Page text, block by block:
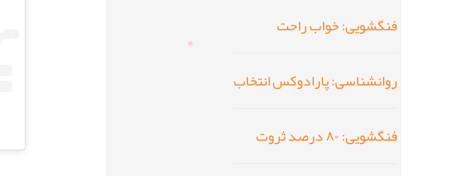
فنگشویی: خواب راحت
روانشناسی: پارادوکس انتخاب
فنگشویی: ۸۰ درصد ثروت